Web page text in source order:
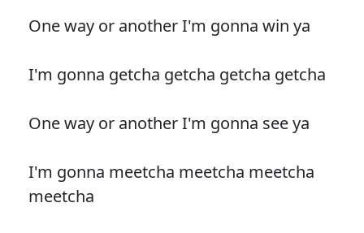
One way or another I'm gonna win ya
I'm gonna getcha getcha getcha getcha
One way or another I'm gonna see ya
I'm gonna meetcha meetcha meetcha
meetcha